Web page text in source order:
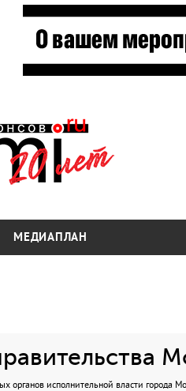
МЕДИАПЛАН
органов исполнительной власти города